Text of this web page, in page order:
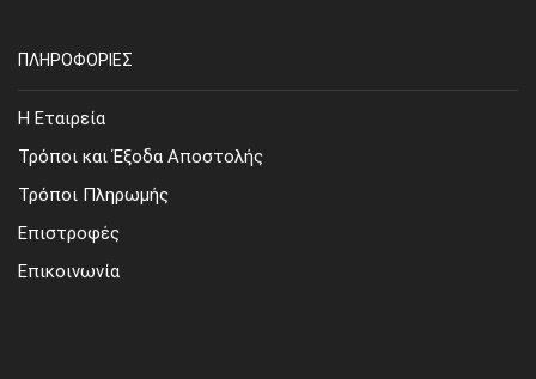
ΠΛΗΡΟΦΟΡΙΕΣ
Η Εταιρεία
Τρόποι και Έξοδα Αποστολής
Τρόποι Πληρωμής
Επιστροφές
Επικοινωνία